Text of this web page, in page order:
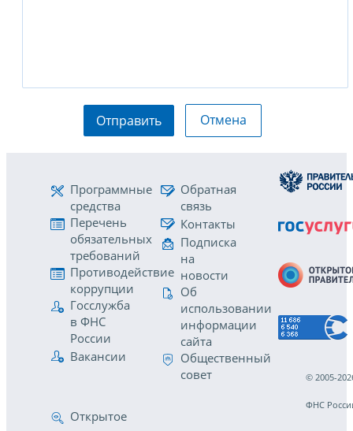
Отправить Отмена
Программные
средства
Перечень
обязательных
требований
Противодействие
коррупции
Госслужба
в ФНС
России
Вакансии
Обратная
связь
Контакты
Подписка
на
новости
Об
использовании
информации
сайта
Общественный
совет
Открытое
© 2005-
ФНС